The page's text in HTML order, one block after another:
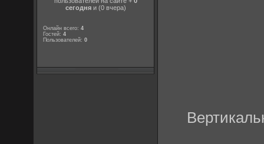
сегодняи (0 вчера)
Онлайн всего:4
Гостей:4
Пользователей:0